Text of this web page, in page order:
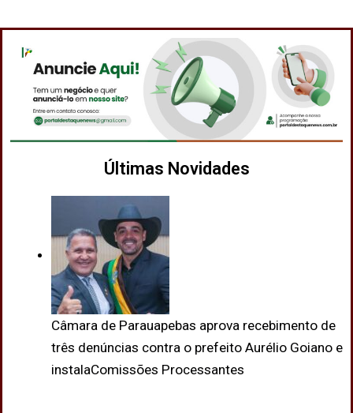
Últimas Novidades
Câmara de Parauapebas aprova recebimento de
três denúncias contra o prefeito Aurélio Goiano e
instalaComissões Processantes